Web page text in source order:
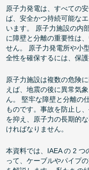
原子力発電は、すべての
ば、安全かつ持続可能な
います。 原子力施設の内
に障壁と分離の重要性は
せん。 原子力発電所や小
全性を確保するには、保
原子力施設は複数の危険
えば、地震の後に異常気
ん。 堅牢な障壁と分離の
ものです。事故を防止し
を抑え、原子力の長期的
ければなりません。
本資料では、IAEA の 2
って、ケーブルやパイプ